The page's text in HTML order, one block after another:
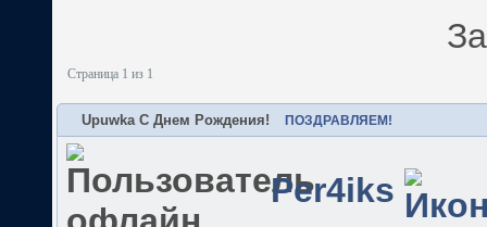
Страница 1 из 1
Upuwka С Днем Рождения! ПОЗДРАВЛЯЕМ!
Per4iks